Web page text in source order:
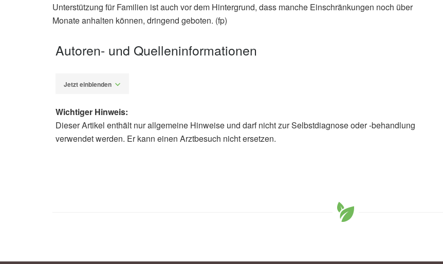
Unterstützung für Familien ist auch vor dem Hintergrund, dass manche Einschränkungen noch über
Monate anhalten können, dringend geboten. (fp)
Autoren- und Quelleninformationen
Jetzt einblenden
Fabian Peters
Wichtiger Hinweis:
Dieser Artikel enthält nur allgemeine Hinweise und darf nicht zur Selbstdiagnose oder -behandlung
verwendet werden. Er kann einen Arztbesuch nicht ersetzen.